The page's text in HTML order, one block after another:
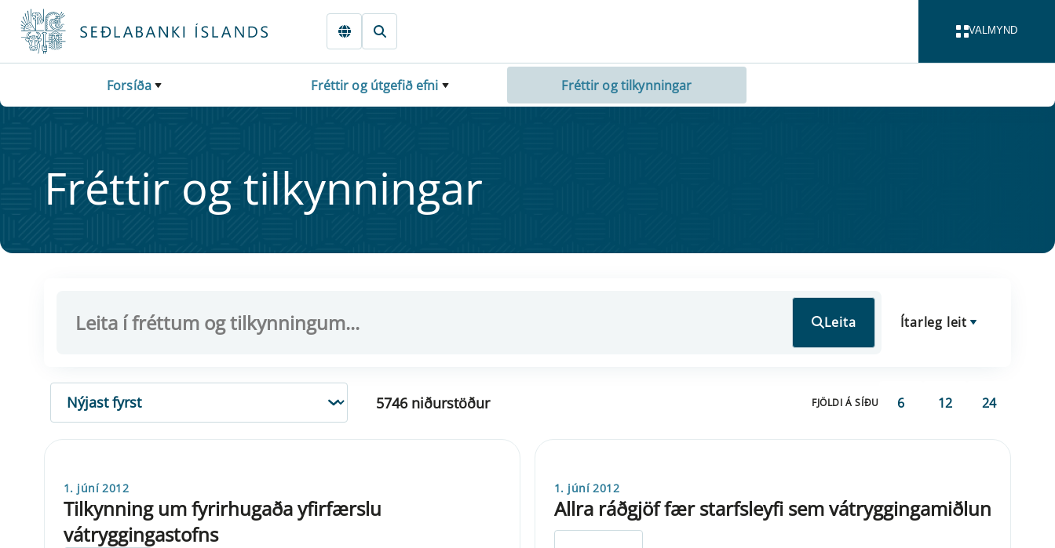
Fara beint í Meginmál
VALMYND
Forsíða Fréttir og útgefið efni Fréttir og tilkynningar
Frétt­ir og til­kynn­ing­ar
Leita Ítarleg leit
RÖÐUN
5746 niðurstöður FJÖLDI Á SÍÐU 6 12 24
1. júní 2012
Tilkynning um fyrirhugaða yfirfærslu
vátryggingastofns
1. júní 2012
Allra ráðgjöf fær starfsleyfi sem vátryggingamiðlun